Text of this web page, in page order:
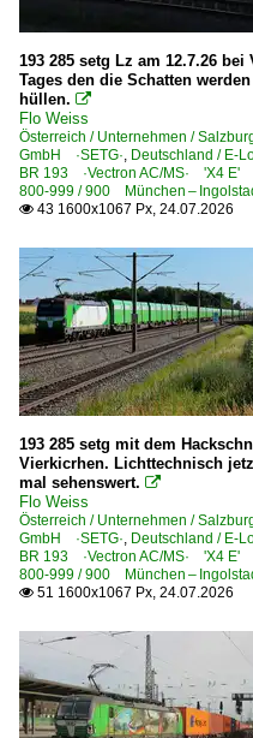
Arnsberg (Westfalen)
Bad Kleinen
Berlin Schönefeld
Coburg
Bahnhöfe (F - K)
Freiberg (Sachsen)
Freilassing
Gießen
Hamburg-Harburg
Hof
Kreiensen
Kronach
Bahnhöfe (L - Q)
Müllheim (Baden)
München-
2011
2012
2013
2014
2015
2017
2018
2019
2020
2021
2022
2023
2024
2026
193 285 setg Lz am 12.7.26
Tages den die Schatten
hüllen. 
Flo Weiss
Österreich / Unternehmen /
GmbH ·SETG·, Deutschland / E-
BR 193 ·Vectron AC/MS· 'X4 E'
800-999 / 900 München –
 43 1600x1067 Px, 24.07.2026
193 285 setg mit dem
Vierkicrhen. Lichttechnisch
mal sehenswert. 
Flo Weiss
Österreich / Unternehmen /
GmbH ·SETG·, Deutschland / E-
BR 193 ·Vectron AC/MS· 'X4 E'
800-999 / 900 München –
 51 1600x1067 Px, 24.07.2026